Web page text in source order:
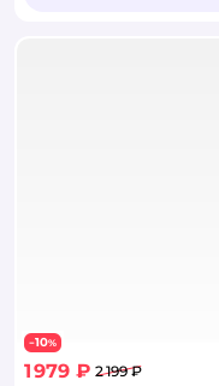
−10%
1 979 ₽ 2 199 ₽